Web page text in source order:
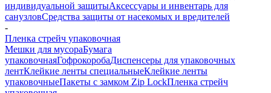
индивидуальной защитыАксессуары и инвентарь для
санузловСредства защиты от насекомых и вредителей
-
Пленка стрейч упаковочная
Мешки для мусораБумага
упаковочнаяГофрокоробаДиспенсеры для упаковочных
лентКлейкие ленты специальныеКлейкие ленты
упаковочныеПакеты с замком Zip LockПленка стрейч